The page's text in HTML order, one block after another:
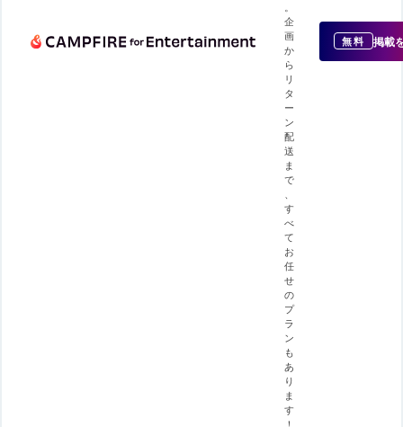
企
画
か
ら
リ
タ
ー
ン
配
送
ま
で
す
べ
て
お
任
せ
の
プ
ラ
ン
も
あ
り
ま
す
！
無料 掲載